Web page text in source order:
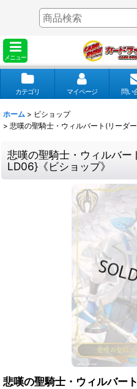
メニュー
カテゴリ マイページ 問い
ホーム > ビショップ
> 悲嘆の聖騎士・ウィルバート(リーダ
悲嘆の聖騎士・ウィルバ
LD06}《ビショップ》
悲嘆の聖騎士・ウィルバー